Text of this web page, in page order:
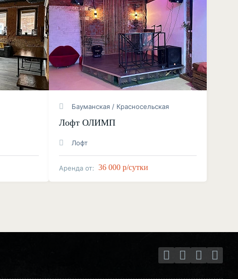
Бауманская / Красносельская
Лофт ОЛИМП
Лофт
Аренда от: 36 000 р/сутки